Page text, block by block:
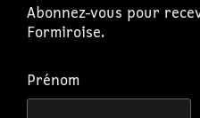
Abonnez-vous pour
Formiroise.
Prénom